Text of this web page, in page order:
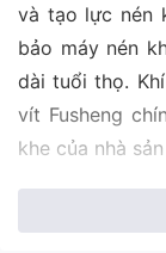
và tạo lực nén
bảo máy nén
dài tuổi thọ.
vít Fusheng
khe của nhà